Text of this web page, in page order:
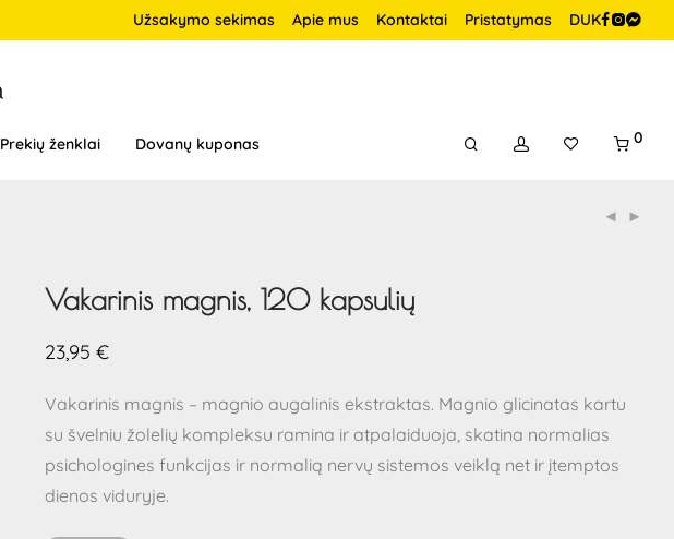
Užsakymo sekimas Apie mus Kontaktai Pristatymas DUK
Prekių ženklai Dovanų kuponas 0
Vakarinis magnis, 120 kapsulių
23,95 €
Vakarinis magnis – magnio augalinis ekstraktas. Magnio glicinatas kartu
su švelniu žolelių kompleksu ramina ir atpalaiduoja, skatina normalias
psichologines funkcijas ir normalią nervų sistemos veiklą net ir įtemptos
dienos viduryje.